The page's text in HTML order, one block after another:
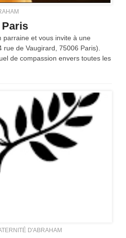
Paris
parraine et vous invite à une
de Vaugirard, 75006 Paris).
de compassion envers toutes les
D'ABRAHAM